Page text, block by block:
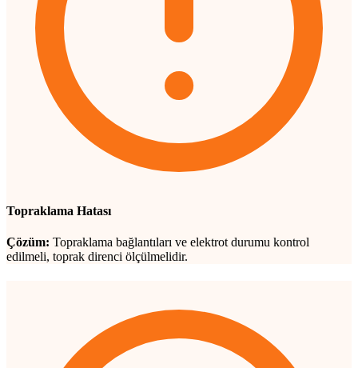
Topraklama Hatası
Çözüm: Topraklama bağlantıları ve elektrot durumu kontrol
edilmeli, toprak direnci ölçülmelidir.